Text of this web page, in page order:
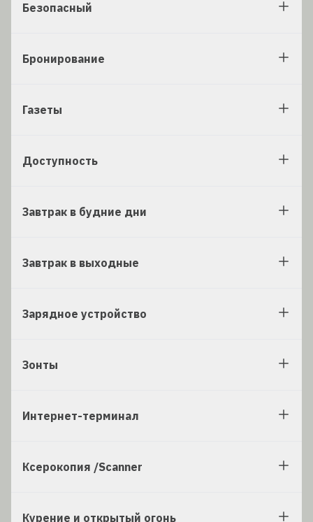
Безопасный
Бронирование
Газеты
Доступность
Завтрак в будние дни
Завтрак в выходные
Зарядное устройство
Зонты
Интернет-терминал
Ксерокопия /Scanner
Курение и открытый огонь